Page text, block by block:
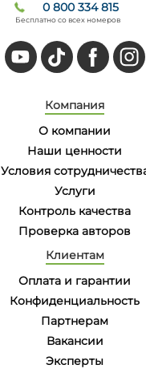
0 800 334 815
Бесплатно со всех номеров
Компания
О компании
Наши ценности
Условия
Услуги
Контроль качества
Проверка авторов
Клиентам
Оплата и гарантии
Конфиденциальность
Партнерам
Вакансии
Эксперты